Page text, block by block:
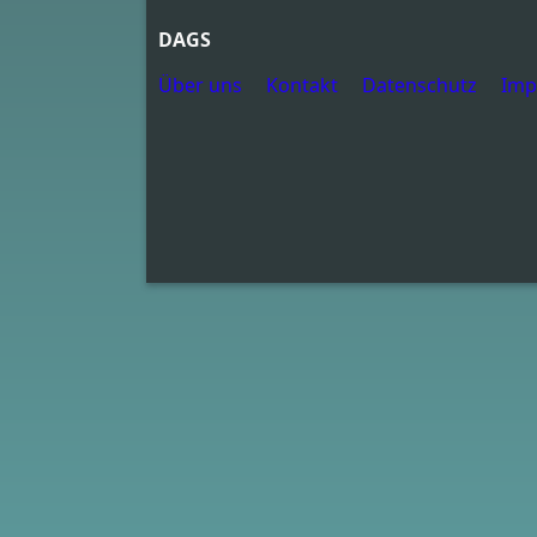
DAGS
Über uns
Kontakt Datenschutz